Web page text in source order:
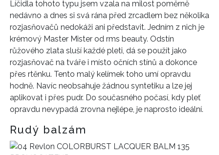
Líčidla tohoto typu jsem vzala na milost poměrně
nedávno a dnes si svá rána před zrcadlem bez několika
rozjasňovačů nedokáži ani představit. Jedním z nich je
krémový Master Mister od rms beauty. Odstín
růžového zlata sluší každé pleti, dá se použít jako
rozjasňovač na tváře i místo očních stínů a dokonce
přes rtěnku. Tento malý kelímek toho umí opravdu
hodně. Navíc neobsahuje žádnou syntetiku a lze jej
aplikovat i přes pudr. Do současného počasí, kdy pleť
opravdu nevypadá zrovna nejlépe, je naprosto ideální.
Rudý balzám